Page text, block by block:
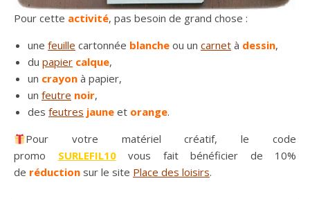
Pour cette activité, pas besoin de grand chose :
une feuille cartonnée blanche ou un carnet à dessin,
du papier calque,
un crayon à papier,
un feutre noir,
des feutres jaune et orange.
Pour votre matériel créatif, le code
promo SURLEFIL10
vous fait bénéficier de 10%
de réduction sur le site Place des loisirs.